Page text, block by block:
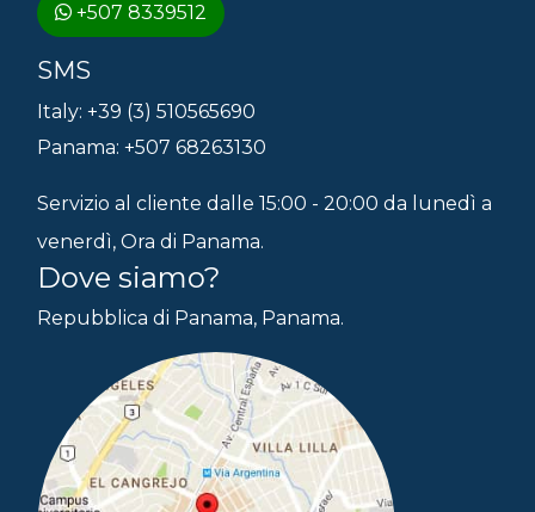
+507 8339512
SMS
Italy: +39 (3) 510565690
Panama: +507 68263130
Servizio al cliente dalle 15:00 - 20:00 da lunedì a
venerdì, Ora di Panama.
Dove siamo?
Repubblica di Panama, Panama.